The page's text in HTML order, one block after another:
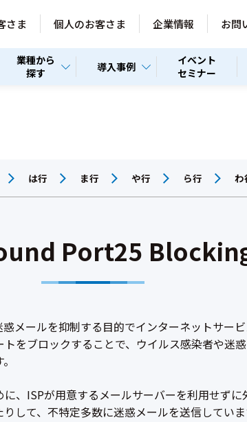
さま 個人のお客さま 企業情報 お問
業種から
探す
導入事例
イベント
セミナー
は行 ま行 や行 ら行 わ
Port25
ールを抑制する目的でインターネットサー
をブロックすることで、ウイルス感染者や迷
、ISPが用意するメールサーバーを利用せず
して、不特定多数に迷惑メールを送信してい